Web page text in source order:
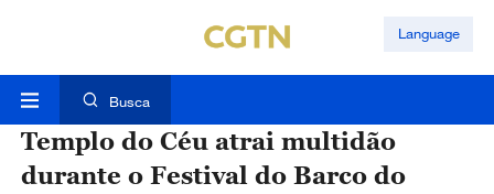
Language
Busca
Templo do Céu atrai multidão
durante o Festival do Barco do